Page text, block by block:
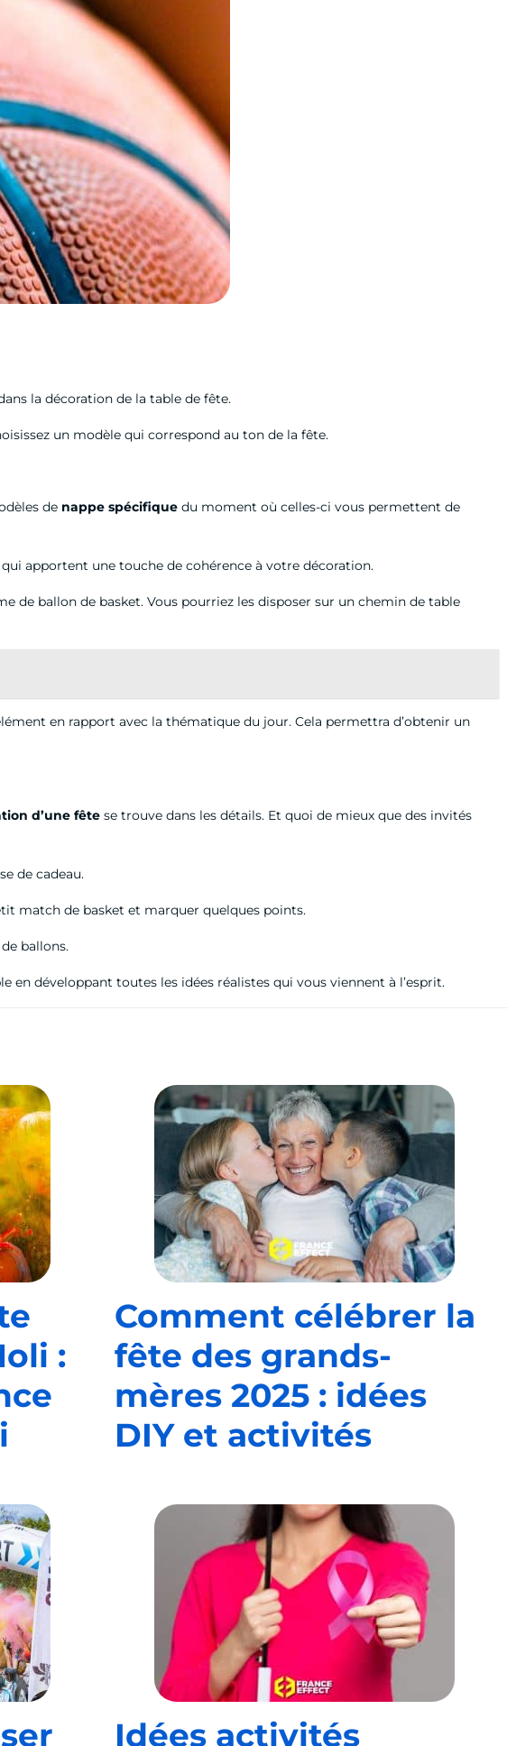
la décoration de la table de fête.
un modèle qui correspond au ton de la fête.
de nappe spécifique du moment où celles-ci vous permettent de
apportent une touche de cohérence à votre décoration.
de ballon de basket. Vous pourriez les disposer sur un chemin de table
en rapport avec la thématique du jour. Cela permettra d’obtenir un
d’une fête se trouve dans les détails. Et quoi de mieux que des invités
de cadeau.
match de basket et marquer quelques points.
ballons.
en développant toutes les idées réalistes qui vous viennent à l’esprit.
:
Comment célébrer la
fête des grands-
mères 2025 : idées
DIY et activités
Idées activités